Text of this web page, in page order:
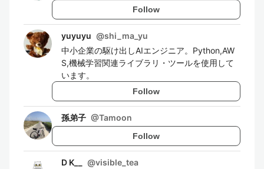
Follow
yuyuyu @shi_ma_yu
中小企業の駆け出しAIエンジニア。Python,AW
S,機械学習関連ライブラリ・ツールを使用して
います。
Follow
孫弟子 @Tamoon
Follow
D K__ @visible_tea